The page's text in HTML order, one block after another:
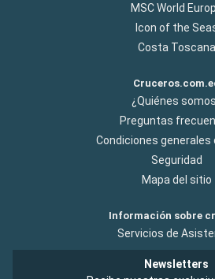
MSC World
Icon of the
Costa Toscana
¿Quiénes
Preguntas
Condiciones generales
Seguridad
Mapa del sitio
Información sobre
Servicios de
Newsletters